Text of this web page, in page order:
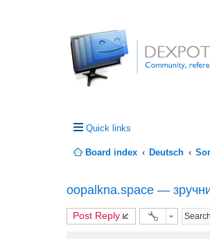
Quick links
Board index Deutsch
oopalkna.space —
Post Reply